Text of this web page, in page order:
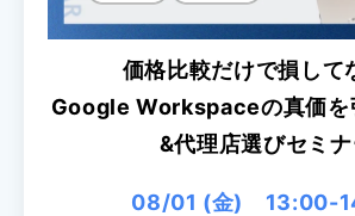
価格比較だけで損して
Google Workspaceの真価を
&代理店選びセミ
08/01 (金) 13:00-